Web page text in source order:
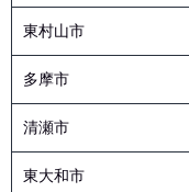
東村山市
多摩市
清瀬市
東大和市